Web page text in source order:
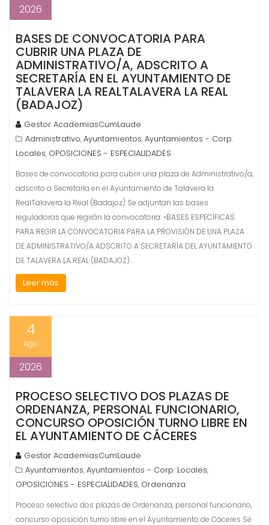
2026
BASES DE CONVOCATORIA PARA
CUBRIR UNA PLAZA DE
ADMINISTRATIVO/A, ADSCRITO A
SECRETARÍA EN EL AYUNTAMIENTO DE
TALAVERA LA REALTALAVERA LA REAL
(BADAJOZ)
Gestor AcademiasCumLaude
Administrativo,Ayuntamientos,Ayuntamientos - Corp.
Locales, OPOSICIONES - ESPECIALIDADES
Bases de convocatoria para cubrir una plaza de Administrativo/a,
adscrito a Secretaría en el Ayuntamiento de Talavera la
RealTalavera la Real (Badajoz) Se adjuntan las bases
reguladoras que regirán la convocatoria: «BASES ESPECÍFICAS
PARA REGIR LA CONVOCATORIA PARA LA PROVISIÓN DE UNA PLAZA
DE ADMINISTRATIVO/A ADSCRITO A SECRETARÍA DEL AYUNTAMIENTO
DE TALAVERA LA REAL (BADAJOZ)…
Leer más
4
Ago
2026
PROCESO SELECTIVO DOS PLAZAS DE
ORDENANZA, PERSONAL FUNCIONARIO,
CONCURSO OPOSICIÓN TURNO LIBRE EN
EL AYUNTAMIENTO DE CÁCERES
Gestor AcademiasCumLaude
Ayuntamientos,Ayuntamientos - Corp. Locales,
OPOSICIONES - ESPECIALIDADES, Ordenanza
Proceso selectivo dos plazas de Ordenanza, personal funcionario,
concurso oposición turno libre en el Ayuntamiento de Cáceres Se